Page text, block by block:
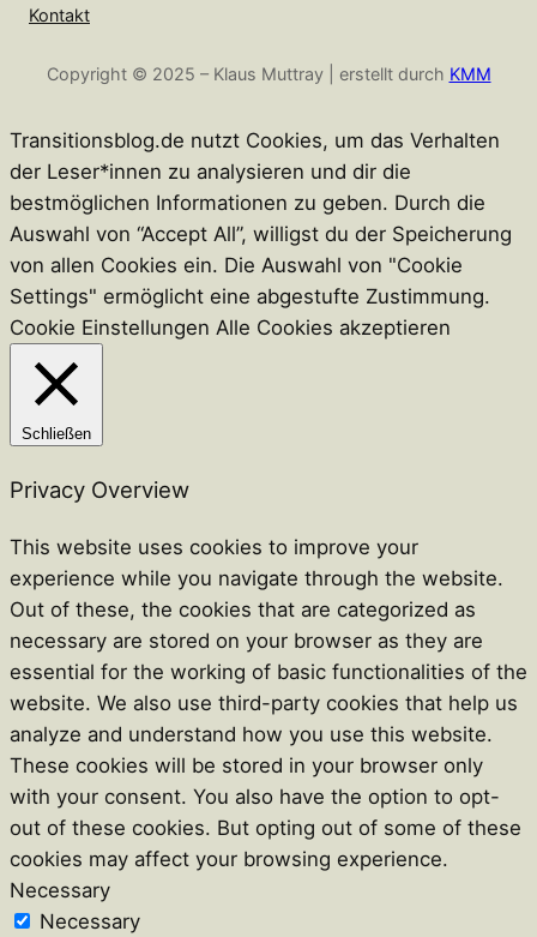
Kontakt
t
r
s
t
Copyright © 2025 – Klaus Muttray | erstellt durch KMM
Transitionsblog.de nutzt Cookies, um das Verhalten
der Leser*innen zu analysieren und dir die
bestmöglichen Informationen zu geben. Durch die
Auswahl von “Accept All”, willigst du der Speicherung
von allen Cookies ein. Die Auswahl von "Cookie
Settings" ermöglicht eine abgestufte Zustimmung.
Cookie Einstellungen Alle Cookies akzeptieren
Schließen
Privacy Overview
This website uses cookies to improve your
experience while you navigate through the website.
Out of these, the cookies that are categorized as
necessary are stored on your browser as they are
essential for the working of basic functionalities of the
website. We also use third-party cookies that help us
analyze and understand how you use this website.
These cookies will be stored in your browser only
with your consent. You also have the option to opt-
out of these cookies. But opting out of some of these
cookies may affect your browsing experience.
Necessary
Necessary